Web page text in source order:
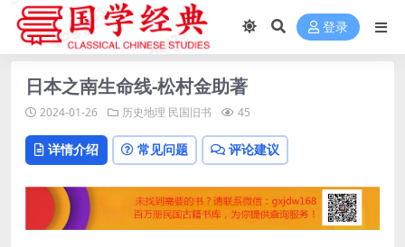
登录
日本之南生命线-松村金助著
2024-01-26 历史地理 民国旧书 45
详情介绍 常见问题 评论建议